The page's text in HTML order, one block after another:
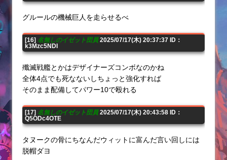
グルールの機械巨人を走らせるべ
[16] 名無しのイゼット団員2025/07/17(木) 20:37:37 ID：
k3Mzc5NDI
殲滅戦艦とかはデザイナーズコンボなのかね
全体4点でも死なないしちょっと強化すれば
そのまま配備してパワー10で殴れる
[17] 名無しのイゼット団員2025/07/17(木) 20:43:58 ID：
Q5ODc4OTE
タヌークの骨にちなんだウィットに富んだ言い回しには
脱帽ダヨ